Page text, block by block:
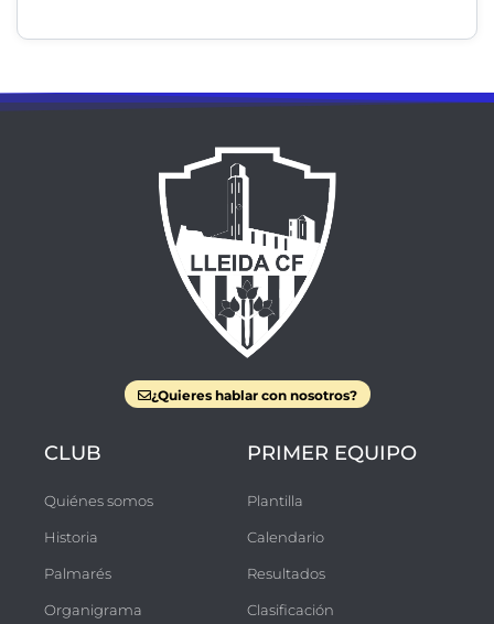
¿Quieres hablar con nosotros?
CLUB
Quiénes somos
Historia
Palmarés
Organigrama
PRIMER EQUIPO
Plantilla
Calendario
Resultados
Clasificación